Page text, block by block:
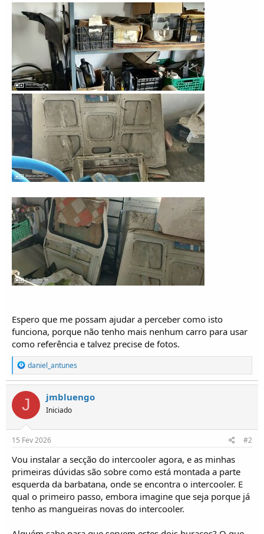
Espero que me possam ajudar a perceber como isto
funciona, porque não tenho mais nenhum carro para usar
como referência e talvez precise de fotos.
R
e
a
ç
õ
e
s
:
daniel_antunes
J jmbluengo
Iniciado
15 Fev 2026 #2
Vou instalar a secção do intercooler agora, e as minhas
primeiras dúvidas são sobre como está montada a parte
esquerda da barbatana, onde se encontra o intercooler. E
qual o primeiro passo, embora imagine que seja porque já
tenho as mangueiras novas do intercooler.